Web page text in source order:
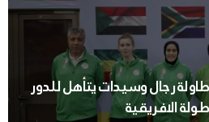
رجال وسيدات يتأهل للدور
الافريقية